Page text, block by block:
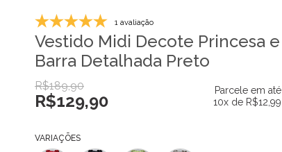
1 avaliação
Vestido Midi Decote Princesa e
Barra Detalhada Preto
R$189,90
R$129,90
Parcele em até
10x de R$12,99
VARIAÇÕES